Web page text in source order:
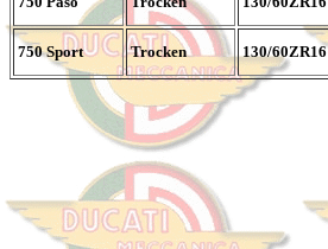
750 Sport Trocken 130/60ZR16